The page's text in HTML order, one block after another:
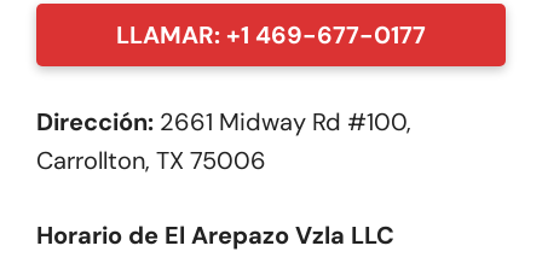
LLAMAR: +1 469-677-0177
Dirección: 2661 Midway Rd #100,
Carrollton, TX 75006
Horario de El Arepazo Vzla LLC